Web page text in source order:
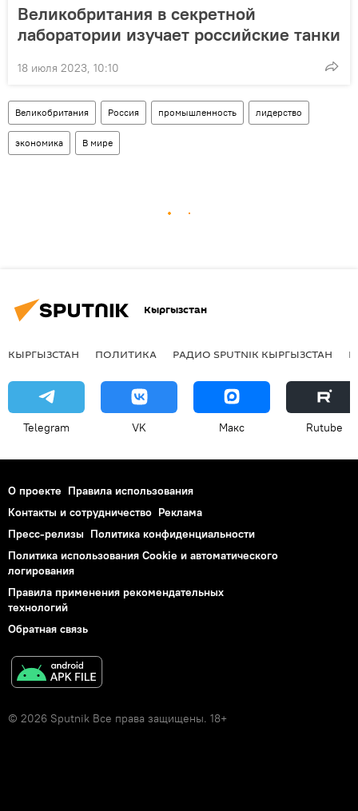
Великобритания в секретной
лаборатории изучает российские танки
18 июля 2023, 10:10
Великобритания Россия промышленность лидерство
экономика В мире
Кыргызстан
КЫРГЫЗСТАН ПОЛИТИКА РАДИО SPUTNIK КЫРГЫЗСТАН
Telegram VK Макс Rutube
О проекте Правила использования
Контакты и сотрудничество Реклама
Пресс-релизы Политика конфиденциальности
Политика использования Cookie и автоматического
логирования
Правила применения рекомендательных
технологий
Обратная связь
© 2026 Sputnik Все права защищены. 18+